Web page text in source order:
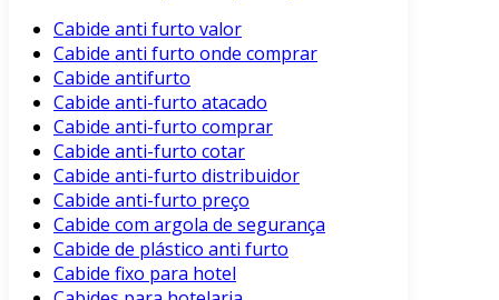
Cabide anti furto valor
Cabide anti furto onde comprar
Cabide antifurto
Cabide anti-furto atacado
Cabide anti-furto comprar
Cabide anti-furto cotar
Cabide anti-furto distribuidor
Cabide anti-furto preço
Cabide com argola de segurança
Cabide de plástico anti furto
Cabide fixo para hotel